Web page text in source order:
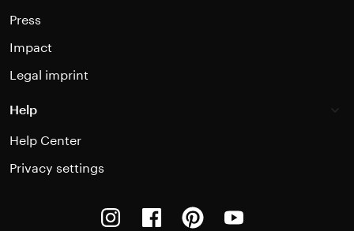
Press
Impact
Legal imprint
Help
Help Center
Privacy settings
InstagramFacebookPinterest